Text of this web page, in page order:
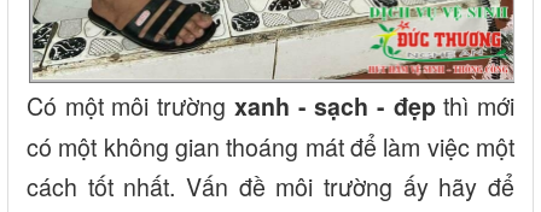
Có một môi trường xanh - sạch - đẹpthì mới
có một không gian thoáng mát để làm việc một
cách tốt nhất. Vấn đề môi trường ấy hãy để